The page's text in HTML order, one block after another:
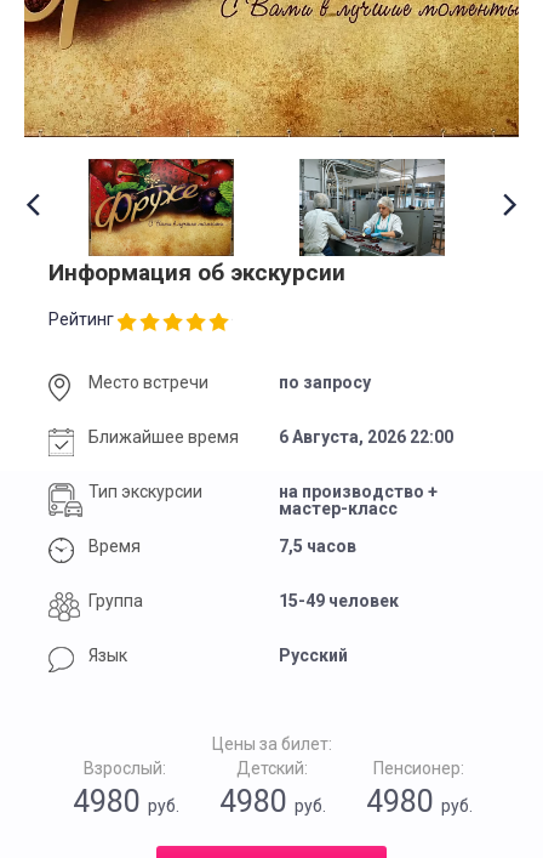
Информация об экскурсии
Рейтинг
Место встречи по запросу
Ближайшее время 6 Августа, 2026 22:00
Тип экскурсии
на производство +
мастер-класс
Время
7,5 часов
Группа 15-49 человек
Язык Русский
Цены за билет:
Взрослый:
4980 руб.
Детский:
4980 руб.
Пенсионер:
4980руб.